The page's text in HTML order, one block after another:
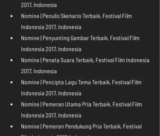
2017, Indonesia
Nomine | Penulis Skenario Terbaik, Festival Film
Indonesia 2017, Indonesia
Nomine | Penyunting Gambar Terbaik, Festival Film
Indonesia 2017, Indonesia
Nomine | Penata Suara Terbaik, Festival Film Indonesia
2017, Indonesia
Nomine | Pencipta Lagu Tema Terbaik, Festival Film
Indonesia 2017, Indonesia
Nomine | Pemeran Utama Pria Terbaik, Festival Film
Indonesia 2017, Indonesia
Nomine | Pemeran Pendukung Pria Terbaik, Festival